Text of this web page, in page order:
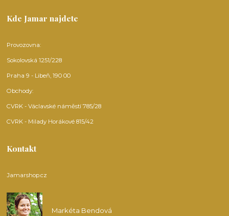
Kde Jamar najdete
Provozovna:
Sokolovská 1251/228
Praha 9 - Libeň, 190 00
Obchody:
CVRK - Václavské náměstí 785/28
CVRK - Milady Horákové 815/42
Kontakt
Jamarshop.cz
Markéta Bendová